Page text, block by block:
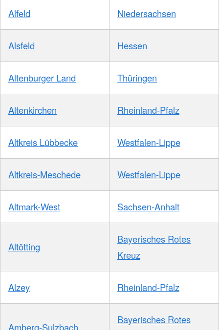
Alfeld Niedersachsen
Alsfeld Hessen
Altenburger Land Thüringen
Altenkirchen Rheinland-Pfalz
Altkreis Lübbecke Westfalen-Lippe
Altkreis-Meschede Westfalen-Lippe
Altmark-West Sachsen-Anhalt
Altötting
Bayerisches Rotes
Kreuz
Alzey Rheinland-Pfalz
Amberg-Sulzbach
Bayerisches Rotes